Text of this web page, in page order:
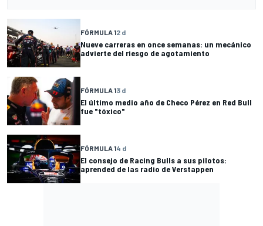
FÓRMULA 12 d
Nueve carreras en once semanas: un mecánico
advierte del riesgo de agotamiento
FÓRMULA 13 d
El último medio año de Checo Pérez en Red Bull
fue "tóxico"
FÓRMULA 14 d
El consejo de Racing Bulls a sus pilotos:
aprended de las radio de Verstappen